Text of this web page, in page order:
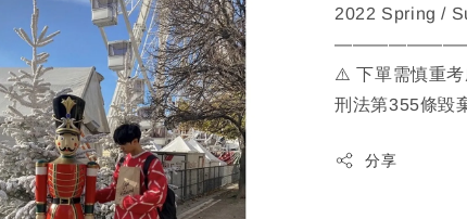
2022 Spring /
⚠️ 下單需慎重考
刑法第355條毀
分享